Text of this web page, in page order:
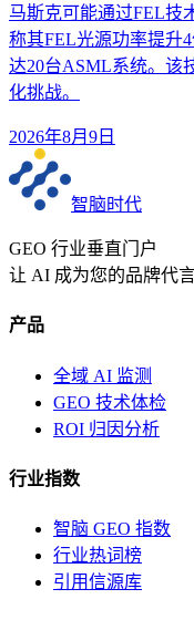
马斯克可能通过FEL技
称其FEL光源功率提升
达20台ASML系统。该
化挑战。
2026年8月9日
智脑时代
GEO 行业垂直门户
让 AI 成为您的品牌代
产品
全域 AI 监测
GEO 技术体检
ROI 归因分析
行业指数
智脑 GEO 指数
行业热词榜
引用信源库